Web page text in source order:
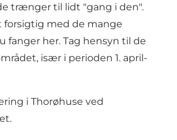
trænger til lidt "gang i den".
med de mange
fanger her. Tag hensyn til de
især i perioden 1. april-
i Thorøhuse ved